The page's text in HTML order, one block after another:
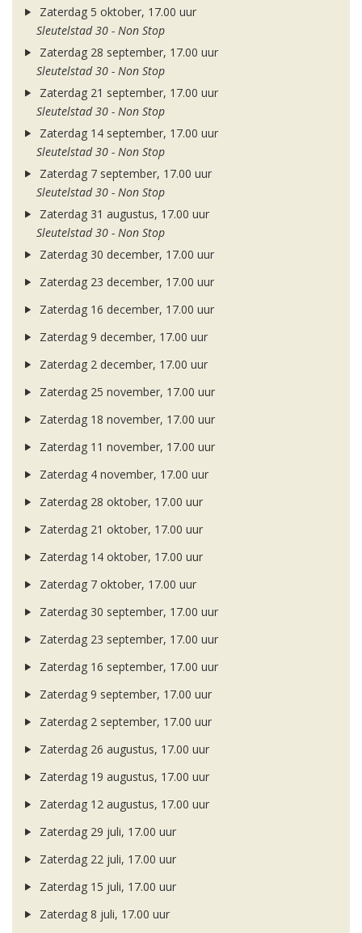
Zaterdag 5 oktober, 17.00 uur
Sleutelstad 30 - Non Stop
Zaterdag 28 september, 17.00 uur
Sleutelstad 30 - Non Stop
Zaterdag 21 september, 17.00 uur
Sleutelstad 30 - Non Stop
Zaterdag 14 september, 17.00 uur
Sleutelstad 30 - Non Stop
Zaterdag 7 september, 17.00 uur
Sleutelstad 30 - Non Stop
Zaterdag 31 augustus, 17.00 uur
Sleutelstad 30 - Non Stop
Zaterdag 30 december, 17.00 uur
Zaterdag 23 december, 17.00 uur
Zaterdag 16 december, 17.00 uur
Zaterdag 9 december, 17.00 uur
Zaterdag 2 december, 17.00 uur
Zaterdag 25 november, 17.00 uur
Zaterdag 18 november, 17.00 uur
Zaterdag 11 november, 17.00 uur
Zaterdag 4 november, 17.00 uur
Zaterdag 28 oktober, 17.00 uur
Zaterdag 21 oktober, 17.00 uur
Zaterdag 14 oktober, 17.00 uur
Zaterdag 7 oktober, 17.00 uur
Zaterdag 30 september, 17.00 uur
Zaterdag 23 september, 17.00 uur
Zaterdag 16 september, 17.00 uur
Zaterdag 9 september, 17.00 uur
Zaterdag 2 september, 17.00 uur
Zaterdag 26 augustus, 17.00 uur
Zaterdag 19 augustus, 17.00 uur
Zaterdag 12 augustus, 17.00 uur
Zaterdag 29 juli, 17.00 uur
Zaterdag 22 juli, 17.00 uur
Zaterdag 15 juli, 17.00 uur
Zaterdag 8 juli, 17.00 uur